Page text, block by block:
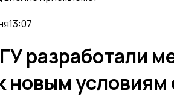
13:07
разработали
новым